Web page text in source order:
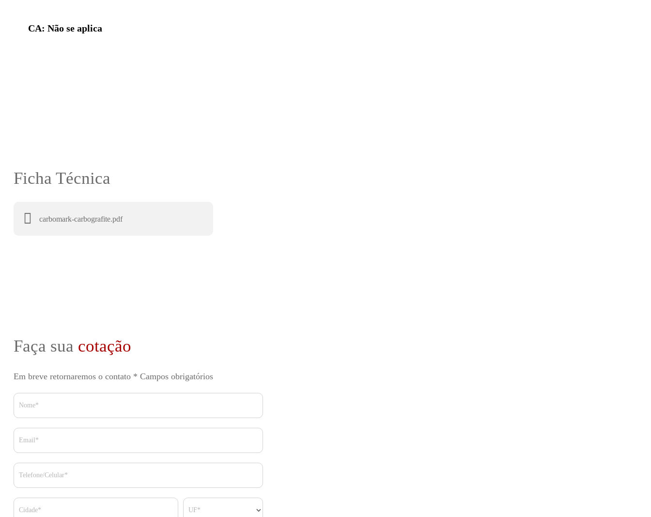
CA: Não se aplica
Ficha Técnica
carbomark-carbografite.pdf
Faça sua cotação
Em breve retornaremos o contato * Campos obrigatórios
Nome*
Email*
Telefone/Celular*
Cidade* UF*